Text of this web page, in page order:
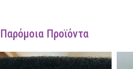
Παρόμοια Προϊόντα